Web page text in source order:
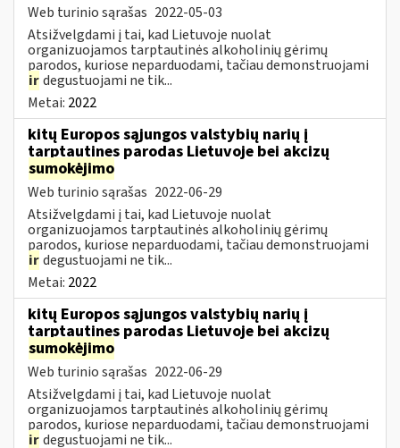
Web turinio sąrašas 2022-05-03
Atsižvelgdami į tai, kad Lietuvoje nuolat
organizuojamos tarptautinės alkoholinių gėrimų
parodos, kuriose neparduodami, tačiau demonstruojami
irdegustuojami ne tik...
Metai: 2022
kitų Europos sąjungos valstybių narių į
tarptautines parodas Lietuvoje bei akcizų
sumokėjimo
Web turinio sąrašas 2022-06-29
Atsižvelgdami į tai, kad Lietuvoje nuolat
organizuojamos tarptautinės alkoholinių gėrimų
parodos, kuriose neparduodami, tačiau demonstruojami
irdegustuojami ne tik...
Metai: 2022
kitų Europos sąjungos valstybių narių į
tarptautines parodas Lietuvoje bei akcizų
sumokėjimo
Web turinio sąrašas 2022-06-29
Atsižvelgdami į tai, kad Lietuvoje nuolat
organizuojamos tarptautinės alkoholinių gėrimų
parodos, kuriose neparduodami, tačiau demonstruojami
irdegustuojami ne tik...